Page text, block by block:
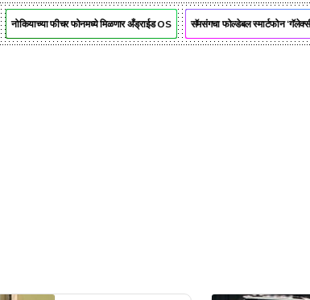
नोकियाच्या फीचर फोनमध्ये मिळणार अँड्राईड OS सॅमसंगचा फोल्डेबल स्मार्टफोन ‘गॅलेक्सी